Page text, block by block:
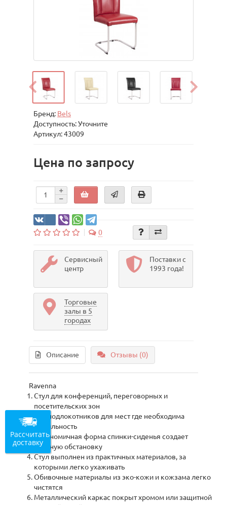
Бренд: Bels
Доступность: Уточните
Артикул: 43009
Цена по запросу
0
Сервисный
центр
Поставки с
1993 года!
Торговые
залы в 5
городах
Описание Отзывы (0)
Ravenna
Стул для конференций, переговорных и
посетительских зон
Без подлокотников для мест где необходима
мобильность
Эргономичная форма спинки-сиденья создает
удобную обстановку
Стул выполнен из практичных материалов, за
которыми легко ухаживать
Обивочные материалы из эко-кожи и кожзама легко
чистятся
Металлический каркас покрыт хромом или защитной
Рассчитать
доставку